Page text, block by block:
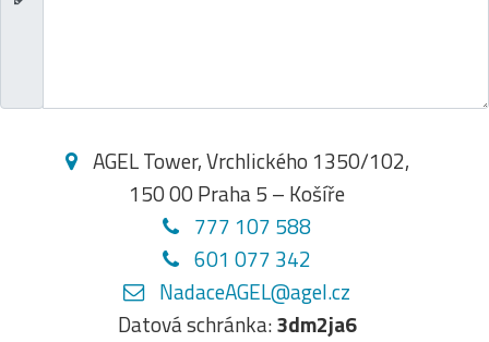
AGEL Tower, Vrchlického 1350/102,
150 00 Praha 5 – Košíře
777 107 588
601 077 342
NadaceAGEL@agel.cz
Datová schránka:3dm2ja6